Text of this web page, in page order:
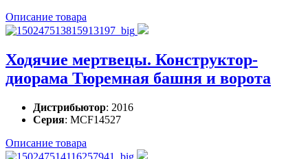
Описание товара
Ходячие мертвецы. Конструктор-
диорама Тюремная башня и ворота
Дистрибьютор: 2016
Серия: MCF14527
Описание товара